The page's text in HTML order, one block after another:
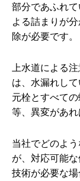
部分であふれ
よる詰まりが
除が必要です。
上水道による
は、水漏れして
元栓とすべて
等、異変があれ
当社でどのよ
が、対応可能
技術が必要な